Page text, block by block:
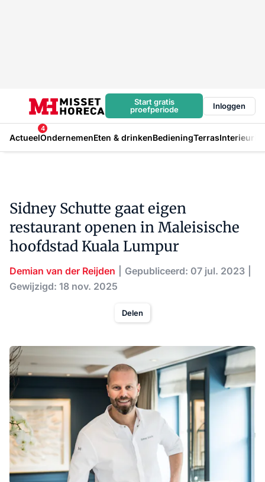
Start gratis
proefperiode
Inloggen
Actueel
4
OndernemenEten & drinkenBedieningTerrasInterieur
Sidney Schutte gaat eigen
restaurant openen in Maleisische
hoofdstad Kuala Lumpur
Demian van der Reijden
Gepubliceerd: 07 jul. 2023
Gewijzigd: 18 nov. 2025
Delen